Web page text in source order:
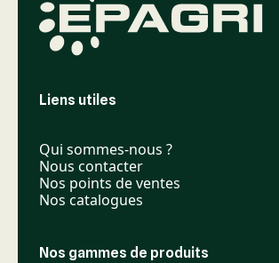
Liens utiles
Qui sommes-nous ?
Nous contacter
Nos points de ventes
Nos catalogues
Nos gammes de produits